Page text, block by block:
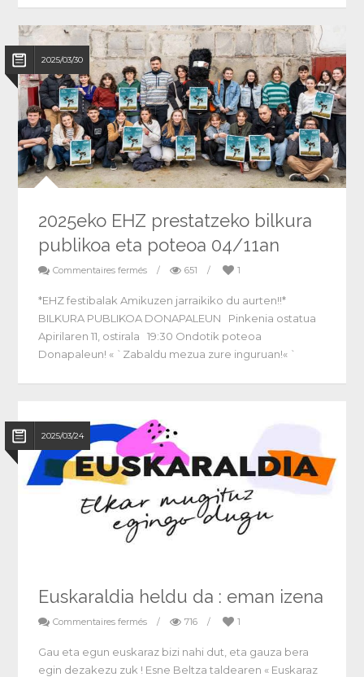
2025/03/30
2025eko EHZ prestatzeko bilkura
publikoa eta poteoa 04/11an
Commentaires fermés / 651 / 1
*EHZ festibalak Amikuzen jarraikiko du aurten!!*
BILKURA PUBLIKOA DONAPALEUN Pinkenia ostatua
Apirilaren 11, ostirala 19:30 Ondotik poteoa
Donapaleun! « `Zabaldu mezua zure inguruan!« `
2025/03/24
Euskaraldia heldu da : eman izena
Commentaires fermés / 716 / 1
Gau eta egun euskaraz bizi nahi dut, eta gauza bera
egin dezakezu zuk ! Esne Beltza taldearen « Euskaraz